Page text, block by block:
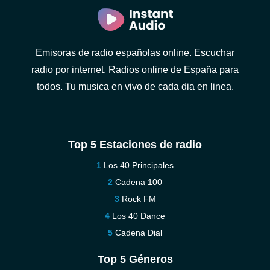
Emisoras de radio españolas online. Escuchar
radio por internet. Radios online de España para
todos. Tu musica en vivo de cada dia en linea.
Top 5 Estaciones de radio
Los 40 Principales
Cadena 100
Rock FM
Los 40 Dance
Cadena Dial
Top 5 Géneros